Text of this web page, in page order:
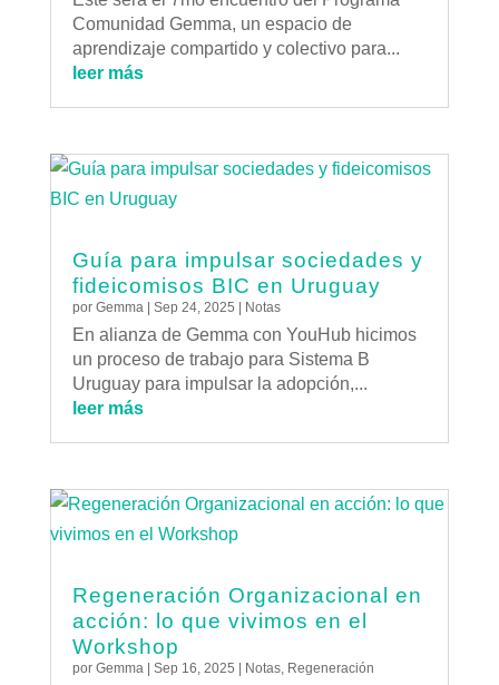
Comunidad Gemma, un espacio de
aprendizaje compartido y colectivo para...
leer más
Guía para impulsar sociedades y
fideicomisos BIC en Uruguay
por Gemma| Sep 24, 2025 Notas
En alianza de Gemma con YouHub hicimos
un proceso de trabajo para Sistema B
Uruguay para impulsar la adopción,...
leer más
Regeneración Organizacional en
acción: lo que vivimos en el
Workshop
por Gemma| Sep 16, 2025 Notas, Regeneración